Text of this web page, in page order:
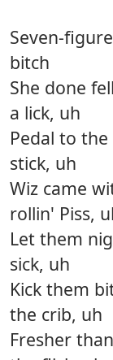
Seven-
bitch
She done
a lick, uh
Pedal to
stick, uh
Wiz came
rollin' Piss,
Let them
sick, uh
Kick them
the crib, uh
Fresher